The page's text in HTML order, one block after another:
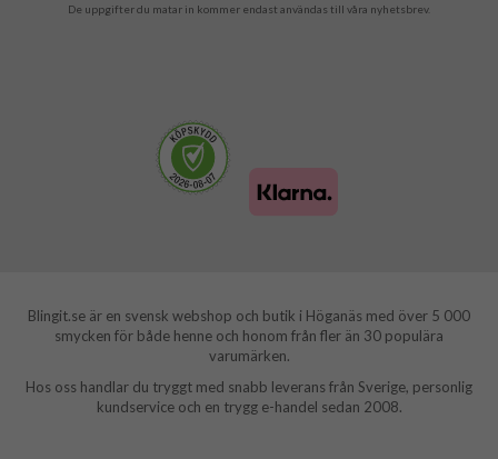
De uppgifter du matar in kommer endast användas till våra nyhetsbrev.
Blingit.se är en svensk webshop och butik i Höganäs med över 5 000
smycken för både henne och honom från fler än 30 populära
varumärken.
Hos oss handlar du tryggt med snabb leverans från Sverige, personlig
kundservice och en trygg e-handel sedan 2008.